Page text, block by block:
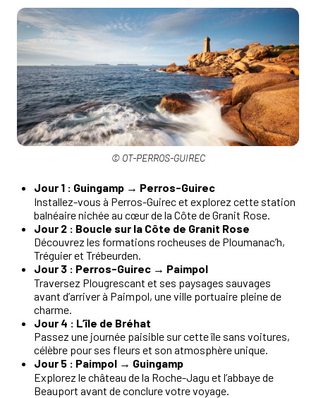
© OT-PERROS-GUIREC
Jour 1 : Guingamp → Perros-Guirec
Installez-vous à Perros-Guirec et explorez cette station
balnéaire nichée au cœur de la Côte de Granit Rose.
Jour 2 : Boucle sur la Côte de Granit Rose
Découvrez les formations rocheuses de Ploumanac’h,
Tréguier et Trébeurden.
Jour 3 : Perros-Guirec → Paimpol
Traversez Plougrescant et ses paysages sauvages
avant d’arriver à Paimpol, une ville portuaire pleine de
charme.
Jour 4 : L’île de Bréhat
Passez une journée paisible sur cette île sans voitures,
célèbre pour ses fleurs et son atmosphère unique.
Jour 5 : Paimpol → Guingamp
Explorez le château de la Roche-Jagu et l’abbaye de
Beauport avant de conclure votre voyage.